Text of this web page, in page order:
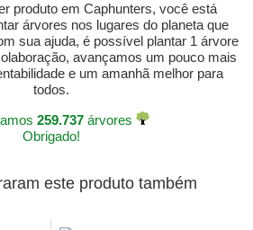
produto em Caphunters, você está
árvores nos lugares do planeta que
sua ajuda, é possível plantar 1 árvore
avançamos um pouco mais
e um amanhã melhor para
todos.
259.737árvores
Obrigado!
este produto também